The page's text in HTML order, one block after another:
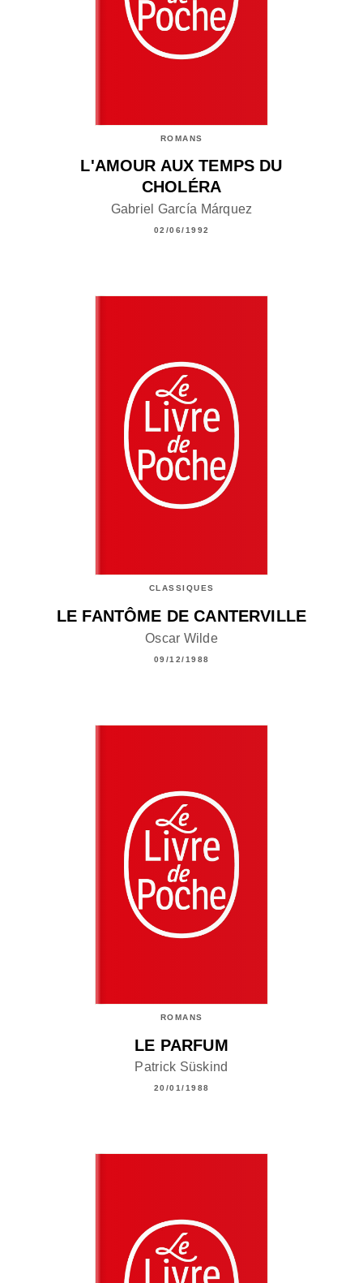
ROMANS
L'AMOUR AUX TEMPS DU
CHOLÉRA
Gabriel García Márquez
02/06/1992
CLASSIQUES
LE FANTÔME DE CANTERVILLE
Oscar Wilde
09/12/1988
ROMANS
LE PARFUM
Patrick Süskind
20/01/1988